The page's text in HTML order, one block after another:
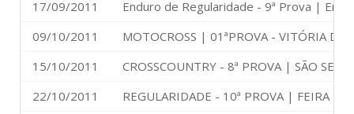
17/09/2011
Enduro de Regularidade - 9ª Prova |
09/10/2011
MOTOCROSS | 01ªPROVA - VITÓRIA DA
15/10/2011
CROSSCOUNTRY - 8ª PROVA | SÃO
22/10/2011
REGULARIDADE - 10ª PROVA | FEIRA DE